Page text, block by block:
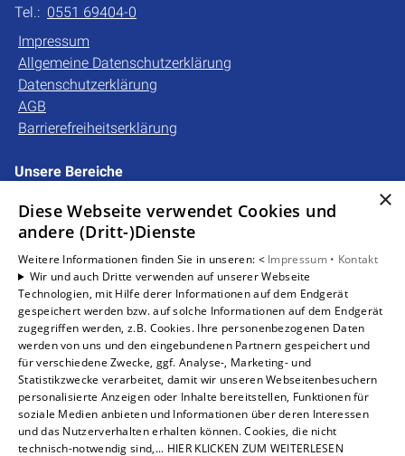
Tel.: 0551 69404-0
Impressum
Allgemeine Datenschutzerklärung
Datenschutzerklärung
AGB
Barrierefreiheitserklärung
Unsere Bereiche
Gewerbekunden
Karriere
Unternehmen
Kontakt
Um externe HTML-Inhalte anzuzeigen, benötigen wir
Ihre Einwilligung.
Weitere Informationen finden Sie in unserer
Datenschutzerklärung.
Cookie-Einstellungen öffnen
×
Diese Webseite verwendet Cookies und
andere (Dritt-)Dienste
Weitere Informationen finden Sie in unseren: < Impressum • Kontakt
Wir und auch Dritte verwenden auf unserer Webseite
Technologien, mit Hilfe derer Informationen auf dem Endgerät
gespeichert werden bzw. auf solche Informationen auf dem Endgerät
zugegriffen werden, z.B. Cookies. Ihre personenbezogenen Daten
werden von uns und den eingebundenen Partnern gespeichert und
für verschiedene Zwecke, ggf. Analyse-, Marketing- und
Statistikzwecke verarbeitet, damit wir unseren Webseitenbesuchern
personalisierte Anzeigen oder Inhalte bereitstellen, Funktionen für
soziale Medien anbieten und Informationen über deren Interessen
und das Nutzerverhalten erhalten können. Cookies, die nicht
technisch-notwendig sind,... HIER KLICKEN ZUM WEITERLESEN